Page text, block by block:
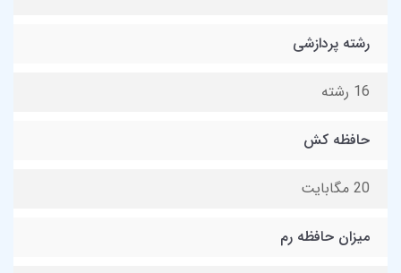
رشته پردازشی
16 رشته
حافظه کش
20 مگابایت
میزان حافظه رم